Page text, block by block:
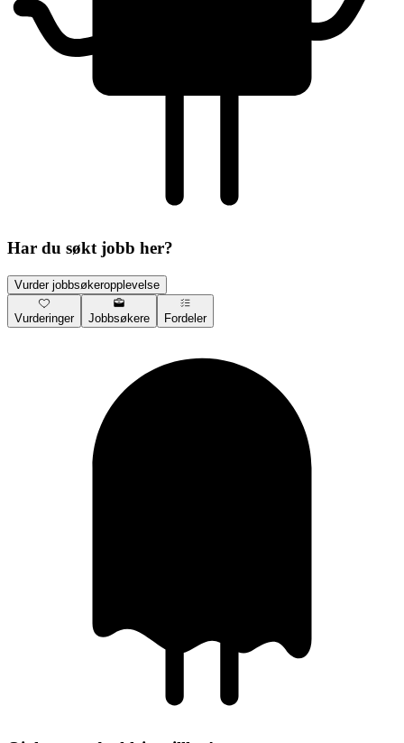
Har du søkt jobb her?
Vurder jobbsøkeropplevelse
Vurderinger Jobbsøkere Fordeler